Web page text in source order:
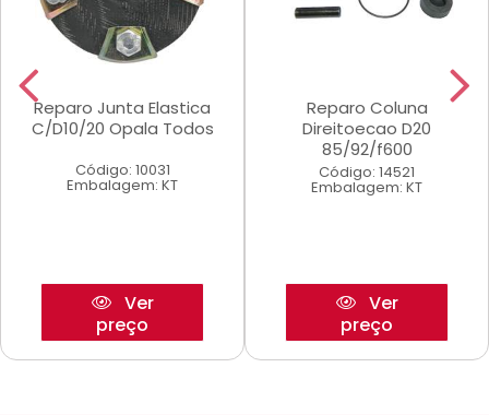
Reparo Junta Elastica
C/D10/20 Opala Todos
Código: 10031
Embalagem: KT
Ver
preço
Reparo Coluna
Direitoecao D20
85/92/f600
Código: 14521
Embalagem: KT
Ver
preço